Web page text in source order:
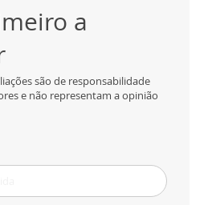
a
são de responsabilidade
e não representam a opinião